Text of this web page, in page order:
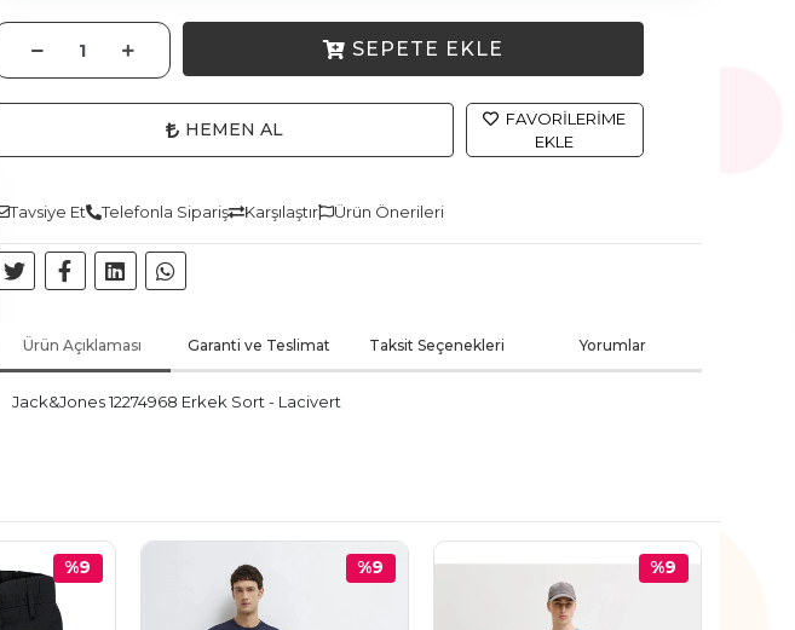
SEPETE EKLE
HEMEN AL
FAVORILERIME
EKLE
Tavsiye Et Telefonla Sipariş Karşılaştır Ürün Önerileri
Ürün Açıklaması Garanti ve Teslimat Taksit Seçenekleri Yorumlar
Jack&Jones 12274968 Erkek Sort - Lacivert
%9 %9 %9